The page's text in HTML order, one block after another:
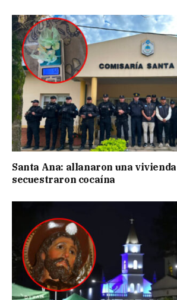
Santa Ana: allanaron una
secuestraron cocaína